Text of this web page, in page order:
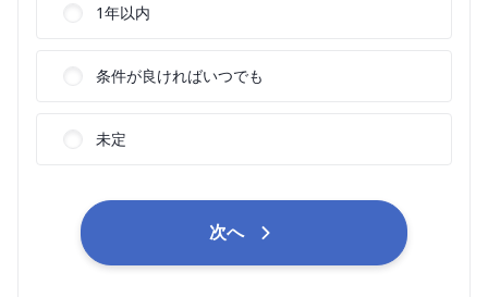
1年以内
条件が良ければいつでも
未定
次へ